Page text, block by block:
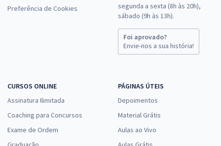
Preferência de Cookies
segunda a sexta (8h às 20h),
sábado (9h às 13h).
Foi aprovado?
Envie-nos a sua história!
CURSOS ONLINE
Assinatura Ilimitada
Coaching para Concursos
Exame de Ordem
PÁGINAS ÚTEIS
Depoimentos
Material Grátis
Aulas ao Vivo